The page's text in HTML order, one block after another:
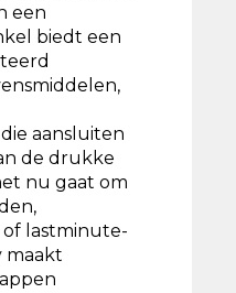
een
biedt een
aansluiten
de drukke
nu gaat om
lastminute-
maakt